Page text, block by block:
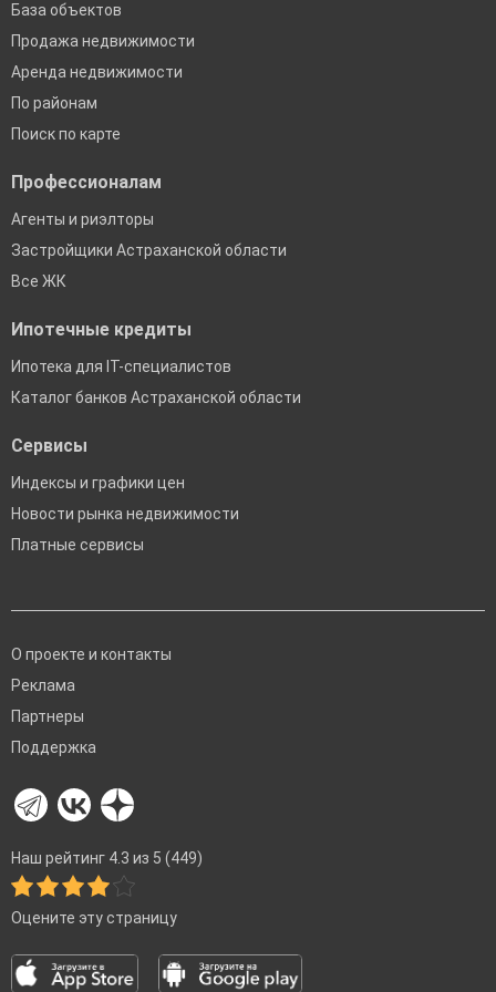
База объектов
Продажа недвижимости
Аренда недвижимости
По районам
Поиск по карте
Профессионалам
Агенты и риэлторы
Застройщики Астраханской области
Все ЖК
Ипотечные кредиты
Ипотека для IT-специалистов
Каталог банков Астраханской области
Сервисы
Индексы и графики цен
Новости рынка недвижимости
Платные сервисы
О проекте и контакты
Реклама
Партнеры
Поддержка
Наш рейтинг 4.3 из 5 (449)
Оцените эту страницу